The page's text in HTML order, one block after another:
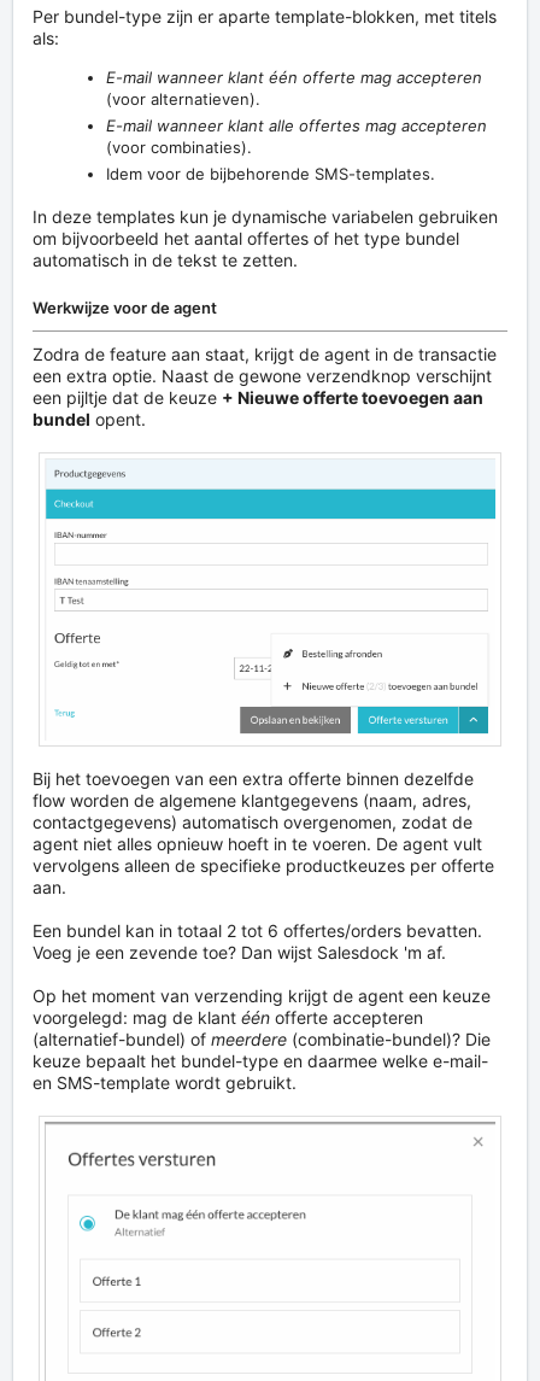
Per bundel-type zijn er aparte template-blokken, met titels
als:
E-mail wanneer klant één offerte mag accepteren
(voor alternatieven).
E-mail wanneer klant alle offertes mag accepteren
(voor combinaties).
Idem voor de bijbehorende SMS-templates.
In deze templates kun je dynamische variabelen gebruiken
om bijvoorbeeld het aantal offertes of het type bundel
automatisch in de tekst te zetten.
Werkwijze voor de agent
Zodra de feature aan staat, krijgt de agent in de transactie
een extra optie. Naast de gewone verzendknop verschijnt
een pijltje dat de keuze + Nieuwe offerte toevoegen aan
bundel opent.
Bij het toevoegen van een extra offerte binnen dezelfde
flow worden de algemene klantgegevens (naam, adres,
contactgegevens) automatisch overgenomen, zodat de
agent niet alles opnieuw hoeft in te voeren. De agent vult
vervolgens alleen de specifieke productkeuzes per offerte
aan.
Een bundel kan in totaal 2 tot 6 offertes/orders bevatten.
Voeg je een zevende toe? Dan wijst Salesdock 'm af.
Op het moment van verzending krijgt de agent een keuze
voorgelegd: mag de klant één offerte accepteren
(alternatief-bundel) of meerdere (combinatie-bundel)? Die
keuze bepaalt het bundel-type en daarmee welke e-mail-
en SMS-template wordt gebruikt.